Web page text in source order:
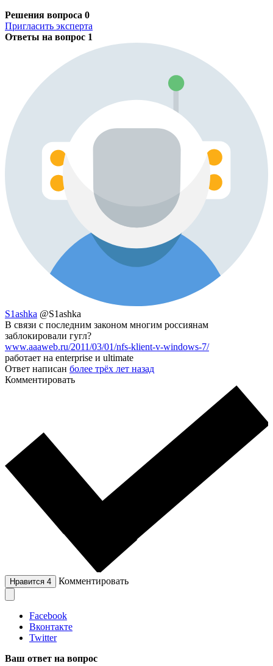
Решения вопроса 0
Пригласить эксперта
Ответы на вопрос 1
S1ashka @S1ashka
В связи с последним законом многим россиянам
заблокировали гугл?
www.aaaweb.ru/2011/03/01/nfs-klient-v-windows-7/
работает на enterprise и ultimate
Ответ написан более трёх лет назад
Комментировать
Нравится 4 Комментировать
Facebook
Вконтакте
Twitter
Ваш ответ на вопрос